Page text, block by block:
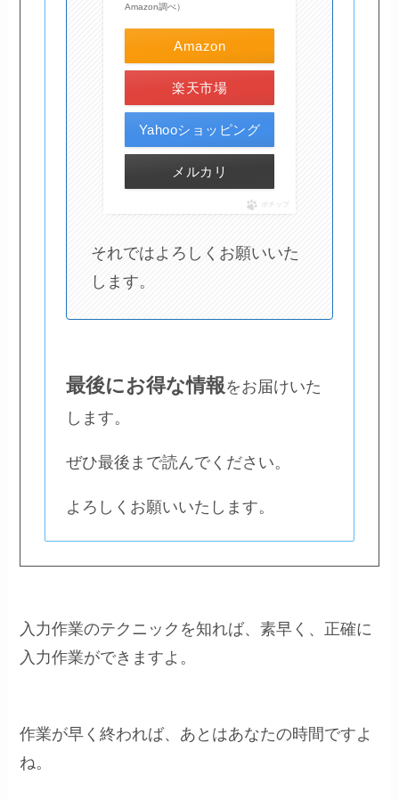
Amazon調べ）
Amazon
楽天市場
Yahooショッピング
メルカリ
ポチップ
それではよろしくお願いいた
します。
最後にお得な情報をお届けいた
します。
ぜひ最後まで読んでください。
よろしくお願いいたします。
入力作業のテクニックを知れば、素早く、正確に
入力作業ができますよ。
作業が早く終われば、あとはあなたの時間ですよ
ね。